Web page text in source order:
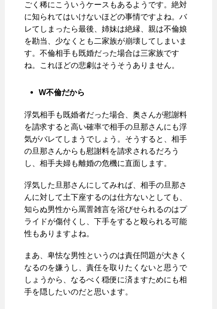
ごく稀にこういうケースもあるようです。絶対
に知られてはいけないほどの事情ですよね。バ
レてしまったら最後、姉妹は絶縁、親は不倫娘
を勘当、少なくとも二家族が崩壊してしまいま
す。不倫相手も既婚だった場合は三家族です
ね。これほどの悲劇はそうそうありません。
W不倫だから
浮気相手も既婚者だった場合、奥さんが慰謝料
を請求すると高い確率で相手の旦那さんにも浮
気がバレてしまうでしょう。そうすると、相手
の旦那さんからも慰謝料を請求されるだろう
し、相手夫婦も離婚の危機に直面します。
浮気した旦那さんにしてみれば、相手の旦那さ
んに対して土下座するのは仕方ないとしても、
知らぬ男性から罵詈雑言を浴びせられるのはプ
ライドが傷付くし、下手をすると殴られる可能
性もありますよね。
まあ、卑怯な男性というのは責任問題が大きく
なるのを嫌うし、責任を取りたくないと思うで
しょうから、なるべく穏便に済ますためにも相
手を隠したいのだと思います。